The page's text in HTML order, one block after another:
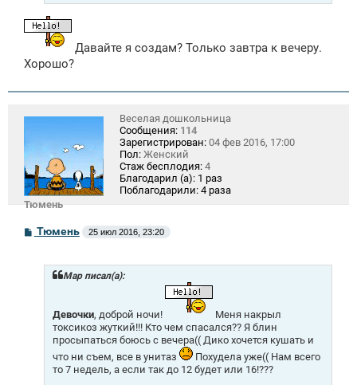
Давайте я создам? Только завтра к вечеру.
Хорошо?
Тюмень
Веселая дошкольница
Сообщения: 114
Зарегистрирован: 04 фев 2016, 17:00
Пол: Женский
Стаж бесплодия: 4
Благодарил (а): 1 раз
Поблагодарили: 4 раза
СТюмень 25 июл 2016, 23:20
Mар писал(а):
Девочки, доброй ночи!
Меня накрыл
токсикоз жуткий!!! Кто чем спасался?? Я блин
просыпаться боюсь с вечера(( Дико хочется кушать и
что ни съем, все в унитаз
Похудела уже(( Нам всего
то 7 недель, а если так до 12 будет или 16!???